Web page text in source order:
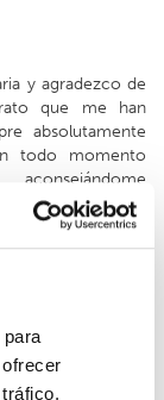
y agradezco de
que me han
absolutamente
todo momento
de todas las
Sin duda los
a cabo cualquier
and Co. En todo
de la venta,
con amabilidad y